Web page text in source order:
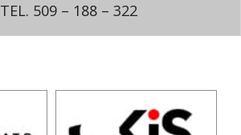
TEL. 509 – 188 – 322